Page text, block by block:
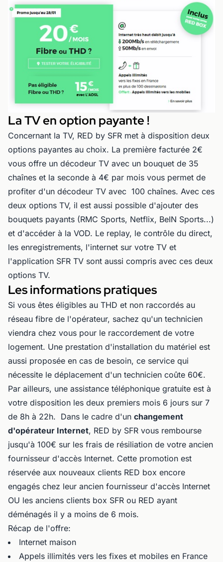
La TV en option payante !
Concernant la TV, RED by SFR met à disposition deux
options payantes au choix. La première facturée 2€
vous offre un décodeur TV avec un bouquet de 35
chaînes et la seconde à 4€ par mois vous permet de
profiter d'un décodeur TV avec 100 chaînes. Avec ces
deux options TV, il est aussi possible d'ajouter des
bouquets payants (RMC Sports, Netflix, BeIN Sports...)
et d'accéder à la VOD. Le replay, le contrôle du direct,
les enregistrements, l'internet sur votre TV et
l'application SFR TV sont aussi compris avec ces deux
options TV.
Les informations pratiques
Si vous êtes éligibles au THD et non raccordés au
réseau fibre de l'opérateur, sachez qu'un technicien
viendra chez vous pour le raccordement de votre
logement. Une prestation d'installation du matériel est
aussi proposée en cas de besoin, ce service qui
nécessite le déplacement d'un technicien coûte 60€.
Par ailleurs, une assistance téléphonique gratuite est à
votre disposition les deux premiers mois 6 jours sur 7
de 8h à 22h. Dans le cadre d'un changement
d'opérateur Internet, RED by SFR vous rembourse
jusqu'à 100€ sur les frais de résiliation de votre ancien
fournisseur d'accès Internet. Cette promotion est
réservée aux nouveaux clients RED box encore
engagés chez leur ancien fournisseur d'accès Internet
OU les anciens clients box SFR ou RED ayant
déménagés il y a moins de 6 mois.
Récap de l'offre:
Internet maison
Appels illimités vers les fixes et mobiles en France